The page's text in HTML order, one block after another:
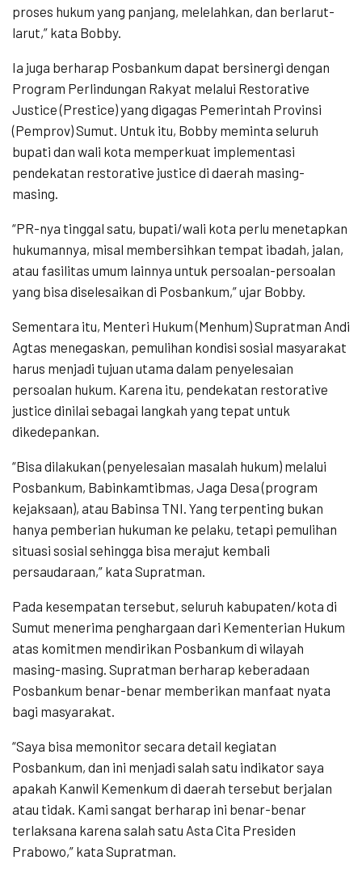
proses hukum yang panjang, melelahkan, dan berlarut-
larut,” kata Bobby.
Ia juga berharap Posbankum dapat bersinergi dengan
Program Perlindungan Rakyat melalui Restorative
Justice (Prestice) yang digagas Pemerintah Provinsi
(Pemprov) Sumut. Untuk itu, Bobby meminta seluruh
bupati dan wali kota memperkuat implementasi
pendekatan restorative justice di daerah masing-
masing.
“PR-nya tinggal satu, bupati/wali kota perlu menetapkan
hukumannya, misal membersihkan tempat ibadah, jalan,
atau fasilitas umum lainnya untuk persoalan-persoalan
yang bisa diselesaikan di Posbankum,” ujar Bobby.
Sementara itu, Menteri Hukum (Menhum) Supratman Andi
Agtas menegaskan, pemulihan kondisi sosial masyarakat
harus menjadi tujuan utama dalam penyelesaian
persoalan hukum. Karena itu, pendekatan restorative
justice dinilai sebagai langkah yang tepat untuk
dikedepankan.
“Bisa dilakukan (penyelesaian masalah hukum) melalui
Posbankum, Babinkamtibmas, Jaga Desa (program
kejaksaan), atau Babinsa TNI. Yang terpenting bukan
hanya pemberian hukuman ke pelaku, tetapi pemulihan
situasi sosial sehingga bisa merajut kembali
persaudaraan,” kata Supratman.
Pada kesempatan tersebut, seluruh kabupaten/kota di
Sumut menerima penghargaan dari Kementerian Hukum
atas komitmen mendirikan Posbankum di wilayah
masing-masing. Supratman berharap keberadaan
Posbankum benar-benar memberikan manfaat nyata
bagi masyarakat.
“Saya bisa memonitor secara detail kegiatan
Posbankum, dan ini menjadi salah satu indikator saya
apakah Kanwil Kemenkum di daerah tersebut berjalan
atau tidak. Kami sangat berharap ini benar-benar
terlaksana karena salah satu Asta Cita Presiden
Prabowo,” kata Supratman.